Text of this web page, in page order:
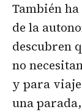
También
de la
descubren
no
y para
una